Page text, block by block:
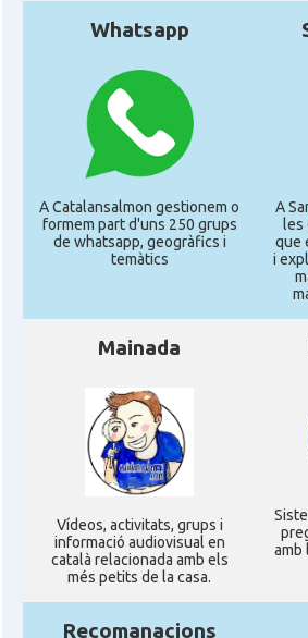
Whatsapp
A Catalansalmon gestionem o
formem part d'uns 250 grups
de whatsapp, geogràfics i
temàtics
A
les
que
i
Mainada
Ví­deos, activitats, grups i
informació audiovisual en
català relacionada amb els
més petits de la casa.
amb
Recomanacions